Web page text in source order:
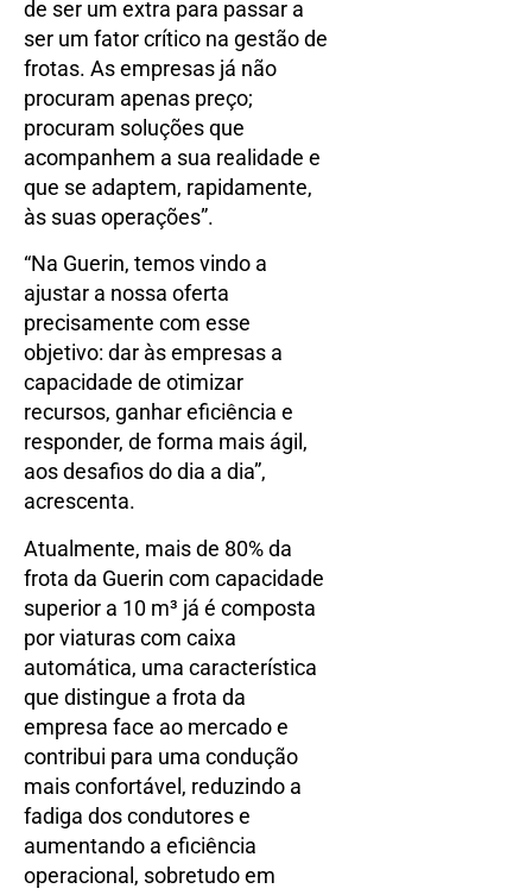
de ser um extra para passar a
ser um fator crítico na gestão de
frotas. As empresas já não
procuram apenas preço;
procuram soluções que
acompanhem a sua realidade e
que se adaptem, rapidamente,
às suas operações”.
“Na Guerin, temos vindo a
ajustar a nossa oferta
precisamente com esse
objetivo: dar às empresas a
capacidade de otimizar
recursos, ganhar eficiência e
responder, de forma mais ágil,
aos desafios do dia a dia”,
acrescenta.
Atualmente, mais de 80% da
frota da Guerin com capacidade
superior a 10 m³ já é composta
por viaturas com caixa
automática, uma característica
que distingue a frota da
empresa face ao mercado e
contribui para uma condução
mais confortável, reduzindo a
fadiga dos condutores e
aumentando a eficiência
operacional, sobretudo em